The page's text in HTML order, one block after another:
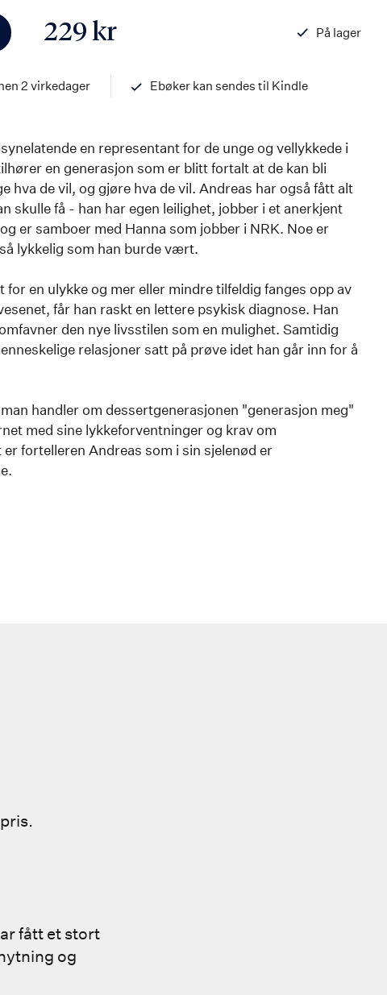
229 kr
På lager
2 virkedager
Ebøker kan sendes til Kindle
en representant for de unge og vellykkede i
en generasjon som er blitt fortalt at de kan bli
hva de vil, og gjøre hva de vil. Andreas har også fått alt
skulle få - han har egen leilighet, jobber i et anerkjent
er samboer med Hanna som jobber i NRK. Noe er
lykkelig som han burde vært.
for en ulykke og mer eller mindre tilfeldig fanges opp av
får han raskt en lettere psykisk diagnose. Han
den nye livsstilen som en mulighet. Samtidig
relasjoner satt på prøve idet han går inn for å
handler om dessertgenerasjonen "generasjon meg"
med sine lykkeforventninger og krav om
fortelleren Andreas som i sin sjelenød er
fått et stort
og